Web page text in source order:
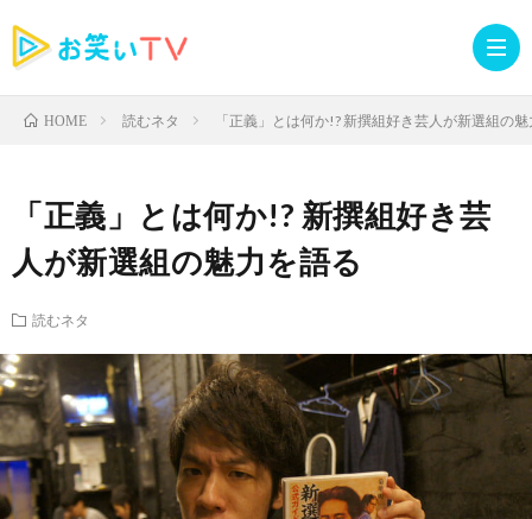
記
知
せ・
ラ
ブ
読
む
HOME 読むネタ 「正義」とは何か!? 新撰組好き芸人が新選組の
「正義」とは何か!? 新撰組好き芸
人が新選組の魅力を語る
読むネタ